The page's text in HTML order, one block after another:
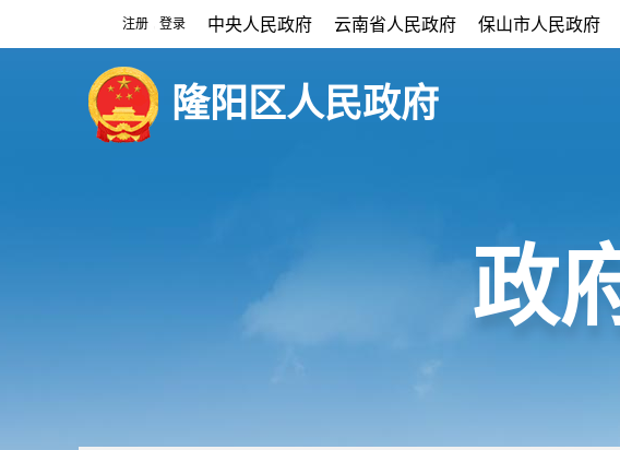
注册 登录 中央人民政府 云南省人民政府 保山市人民政府
隆阳区人民政府
政